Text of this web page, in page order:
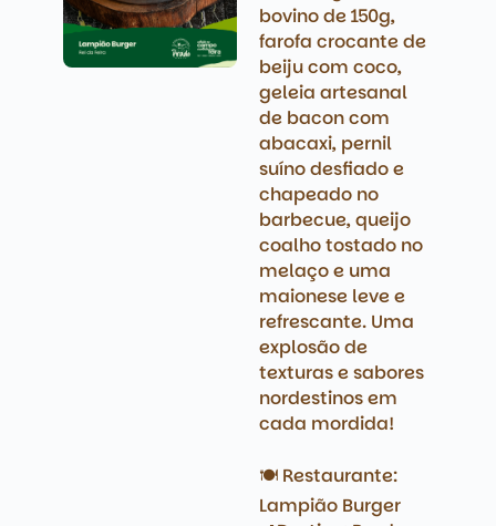
bovino de 150g,
farofa crocante de
beiju com coco,
geleia artesanal
de bacon com
abacaxi, pernil
suíno desfiado e
chapeado no
barbecue, queijo
coalho tostado no
melaço e uma
maionese leve e
refrescante. Uma
explosão de
texturas e sabores
nordestinos em
cada mordida!
🍽️ Restaurante:
Lampião Burger